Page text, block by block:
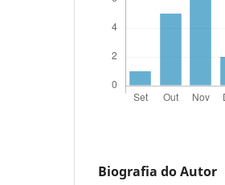
Biografia do Autor